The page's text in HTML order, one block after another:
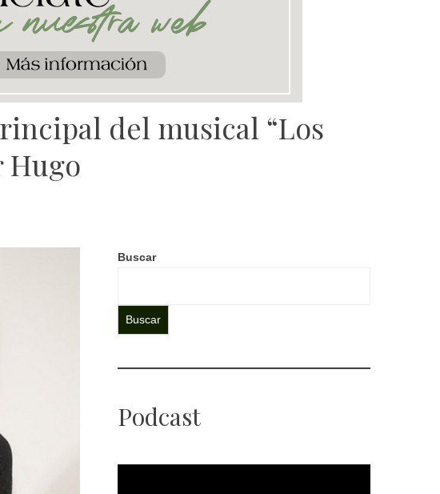
del musical “Los
Hugo
Buscar
Buscar
Podcast